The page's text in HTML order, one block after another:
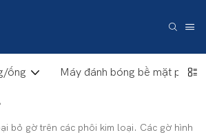
ống Máy đánh bóng bề mặt phẳng
bỏ gờ trên các phôi kim loại. Các gờ hình